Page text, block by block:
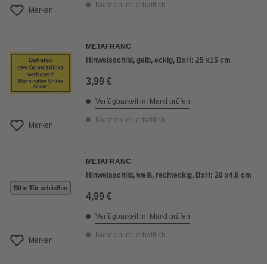
Merken
Nicht online erhältlich
Merken
METAFRANC
Hinweisschild, gelb, eckig, BxH: 25 x15 cm
3,99 €
Verfügbarkeit im Markt prüfen
Nicht online erhältlich
Merken
METAFRANC
Hinweisschild, weiß, rechteckig, BxH: 20 x4,8 cm
4,99 €
Verfügbarkeit im Markt prüfen
Nicht online erhältlich